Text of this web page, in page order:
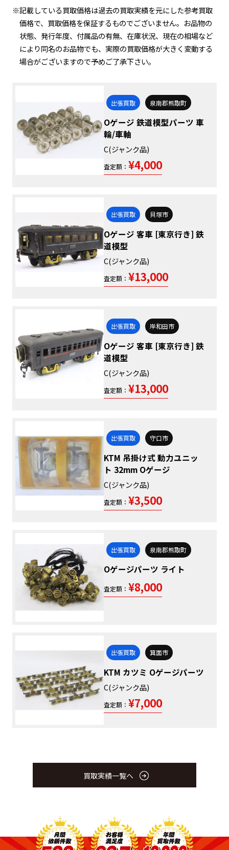
※記載している買取価格は過去の買取実績を元にした参考買取
価格で、買取価格を保証するものでございません。お品物の
状態、発行年度、付属品の有無、在庫状況、現在の相場など
により同名のお品物でも、実際の買取価格が大きく変動する
場合がございますので予めご了承下さい。
出張買取 泉南郡熊取町
Oゲージ 鉄道模型パーツ 車
輪/車軸
C(ジャンク品)
査定額： ¥4,000
出張買取 貝塚市
Oゲージ 客車 [東京行き] 鉄
道模型
C(ジャンク品)
査定額： ¥13,000
出張買取 岸和田市
Oゲージ 客車 [東京行き] 鉄
道模型
C(ジャンク品)
査定額： ¥13,000
出張買取 守口市
KTM 吊掛け式 動力ユニッ
ト 32mm Oゲージ
C(ジャンク品)
査定額： ¥3,500
出張買取 泉南郡熊取町
Oゲージパーツ ライト
査定額： ¥8,000
出張買取 箕面市
KTM カツミ Oゲージパーツ
C(ジャンク品)
査定額： ¥7,000
買取実績一覧へ